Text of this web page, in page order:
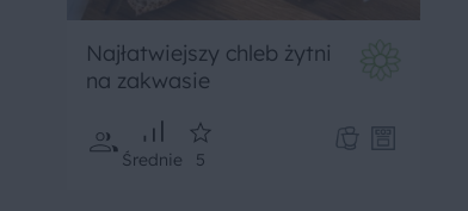
Najłatwiejszy chleb żytni
na zakwasie
Średnie 5